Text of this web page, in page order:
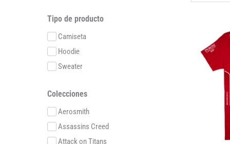
Tipo de producto
Camiseta
Hoodie
Sweater
Colecciones
Aerosmith
Assassins Creed
Attack on Titans